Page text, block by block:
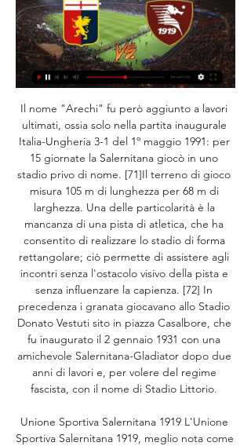
Il nome "Arechi" fu però aggiunto a lavori
ultimati, ossia solo nella partita inaugurale
Italia-Ungheria 3-1 del 1º maggio 1991: per
15 giornate la Salernitana giocò in uno
stadio privo di nome. [71]Il terreno di gioco
misura 105 m di lunghezza per 68 m di
larghezza. Una delle particolarità è la
mancanza di una pista di atletica, che ha
consentito di realizzare lo stadio di forma
rettangolare; ciò permette di assistere agli
incontri senza l'ostacolo visivo della pista e
senza influenzare la capienza. [72] In
precedenza i granata giocavano allo Stadio
Donato Vestuti sito in piazza Casalbore, che
fu inaugurato il 2 gennaio 1931 con una
amichevole Salernitana-Gladiator dopo due
anni di lavori e, per volere del regime
fascista, con il nome di Stadio Littorio.
Unione Sportiva Salernitana 1919 L'Unione
Sportiva Salernitana 1919, meglio nota come